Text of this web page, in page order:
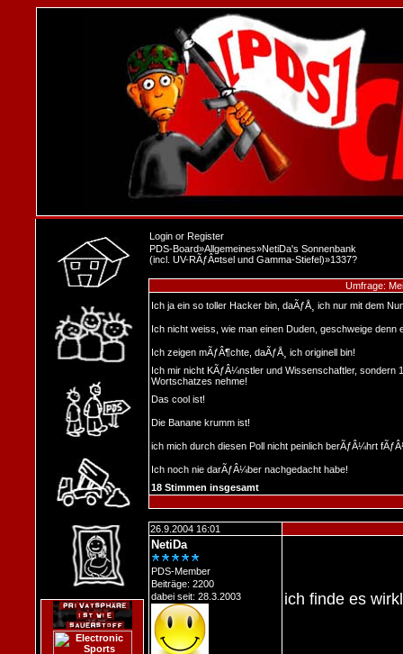
Login or Register
PDS-Board»Allgemeines»NetiDa's Sonnenbank
(incl. UV-RÃƒÂ¤tsel und Gamma-Stiefel)»1337?
Umfrage:
Ich ja ein so toller Hacker bin, daÃƒÅ¸ ich nur mit dem
Ich nicht weiss, wie man einen Duden, geschweige denn
Ich zeigen mÃƒÂ¶chte, daÃƒÅ¸ ich originell bin!
Ich mir nicht KÃƒÂ¼nstler und Wissenschaftler, sondern
Wortschatzes nehme!
Das cool ist!
Die Banane krumm ist!
ich mich durch diesen Poll nicht peinlich berÃƒÂ¼hrt
Ich noch nie darÃƒÂ¼ber nachgedacht habe!
18 Stimmen insgesamt
26.9.2004 16:01
NetiDa
PDS-Member
Beiträge: 2200
dabei seit: 28.3.2003
ich finde es